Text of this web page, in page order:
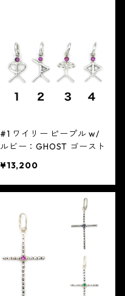
#1 ワイリー ピープル w/
ルビー：GHOST ゴースト
¥13,200